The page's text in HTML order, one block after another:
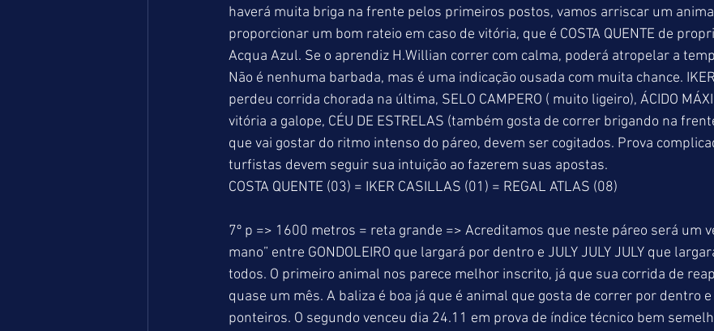
haverá muita briga na frente pelos primeiros postos, vamos arriscar um
proporcionar um bom rateio em caso de vitória, que é COSTA QUENTE de
Acqua Azul. Se o aprendiz H.Willian correr com calma, poderá atropelar a
Não é nenhuma barbada, mas é uma indicação ousada com muita chance.
perdeu corrida chorada na última, SELO CAMPERO ( muito ligeiro), ÁCIDO
vitória a galope, CÉU DE ESTRELAS (também gosta de correr brigando na
que vai gostar do ritmo intenso do páreo, devem ser cogitados. Prova
turfistas devem seguir sua intuição ao fazerem suas apostas.
COSTA QUENTE (03) = IKER CASILLAS (01) = REGAL ATLAS (08)
7º p => 1600 metros = reta grande => Acreditamos que neste páreo será um
mano” entre GONDOLEIRO que largará por dentro e JULY JULY JULY que
todos. O primeiro animal nos parece melhor inscrito, já que sua corrida de
quase um mês. A baliza é boa já que é animal que gosta de correr por dentro
ponteiros. O segundo venceu dia 24.11 em prova de índice técnico bem